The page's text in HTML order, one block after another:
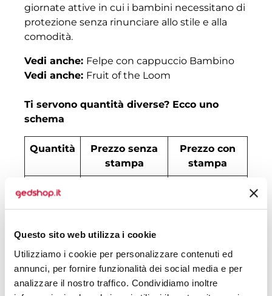
Questo sito web utilizza i cookie
Utilizziamo i cookie per personalizzare contenuti ed
annunci, per fornire funzionalità dei social media e per
analizzare il nostro traffico. Condividiamo inoltre
giornate attive in cui i bambini necessitano di
protezione senza rinunciare allo stile e alla
comodità.
Vedi anche: Felpe con cappuccio Bambino
Vedi anche: Fruit of the Loom
Ti servono quantità diverse? Ecco uno
schema
Quantità
Prezzo senza
stampa
Prezzo con
stampa
30
50 € 11,19 € 12,46
100 € 9,03
200 € 8,40 € 9,81
500 € 7,93 € 8,10